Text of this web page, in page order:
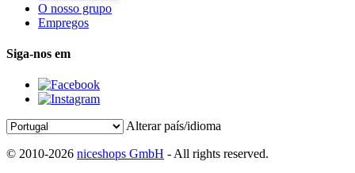
O nosso grupo
Empregos
Siga-nos em
Alterar país/idioma
© 2010-2026 niceshops GmbH - All rights reserved.